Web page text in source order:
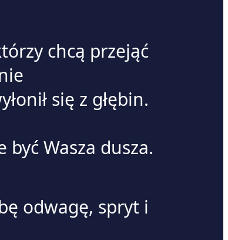
chcą przejąć
się z głębin.
Wasza dusza.
odwagę, spryt i